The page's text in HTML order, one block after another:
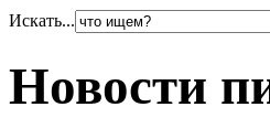
Искать...
Новости